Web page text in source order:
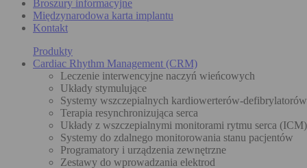
Broszury informacyjne
Międzynarodowa karta implantu
Kontakt
Produkty
Cardiac Rhythm Management (CRM)
Leczenie interwencyjne naczyń wieńcowych
Układy stymulujące
Systemy wszczepialnych kardiowerterów-
Terapia resynchronizująca serca
Układy z wszczepialnymi monitorami rytmu serca (ICM)
Systemy do zdalnego monitorowania stanu pacjentów
Programatory i urządzenia zewnętrzne
Zestawy do wprowadzania elektrod